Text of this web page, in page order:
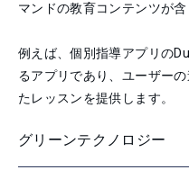
マンドの教育コンテンツが含
例えば、個別指導アプリの
るアプリであり、ユーザー
たレッスンを提供します。
グリーンテクノロジー